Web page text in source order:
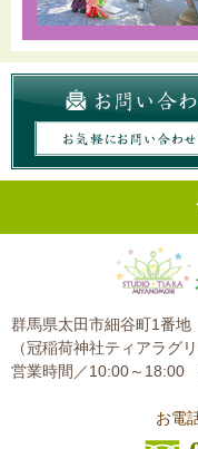
群馬県太田市細谷町1番地
（冠稲荷神社ティアラグ
営業時間／10:00～18:00
お電